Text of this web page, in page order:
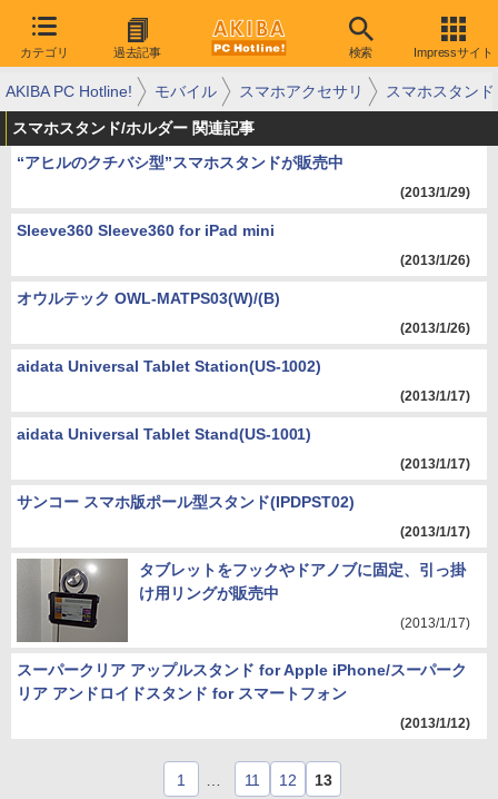
カテゴリ 過去記事 検索 Impressサイト
AKIBA PC Hotline! モバイル スマホアクセサリ スマホスタン
スマホスタンド/ホルダー 関連記事
“アヒルのクチバシ型”スマホスタンドが販売中
(2013/1/29)
Sleeve360 Sleeve360 for iPad mini
(2013/1/26)
オウルテック OWL-MATPS03(W)/(B)
(2013/1/26)
aidata Universal Tablet Station(US-1002)
(2013/1/17)
aidata Universal Tablet Stand(US-1001)
(2013/1/17)
サンコー スマホ版ポール型スタンド(IPDPST02)
(2013/1/17)
タブレットをフックやドアノブに固定、引っ掛
け用リングが販売中
(2013/1/17)
スーパークリア アップルスタンド for Apple iPhone/スーパーク
リア アンドロイドスタンド for スマートフォン
(2013/1/12)
1 11 12 13